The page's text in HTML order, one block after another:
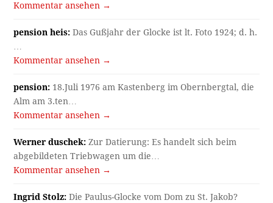
Kommentar ansehen →
pension heis: Das Gußjahr der Glocke ist lt. Foto 1924; d. h.
Kommentar ansehen →
pension: 18.Juli 1976 am Kastenberg im Obernbergtal, die
Alm am 3.ten…
Kommentar ansehen →
Werner duschek: Zur Datierung: Es handelt sich beim
abgebildeten Triebwagen um die…
Kommentar ansehen →
Ingrid Stolz: Die Paulus-Glocke vom Dom zu St. Jakob?